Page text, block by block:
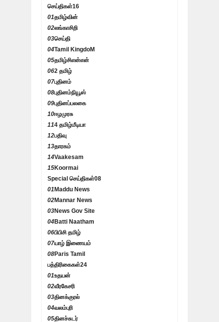
செய்திகள்16
01தமிழ்வின்
02லங்காசிறி
03செய்தி
04Tamil KingdoM
05தமிழ்சிஎன்என்
062 தமிழ்
07புதினம்
08புதினம்நியூஸ்
09புதினப்பலகை
10ஈழமுரசு
114 தமிழ்மீடியா
12பதிவு
13தாரகம்
14Vaakesam
15Koormai
Special செய்திகள்08
01 Maddu News
02Mannar News
03News Gov Site
04Batti Naatham
06பிபிசி தமிழ்
07யாழ் இணையம்
08Paris Tamil
பத்திரிகைகள்24
01உதயன்
02வீரகேசரி
03தினக்குரல்
04வலம்புரி
05தினச்சுடர்